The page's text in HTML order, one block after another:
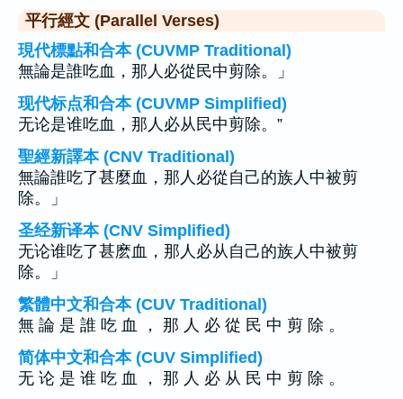
平行經文 (Parallel Verses)
現代標點和合本 (CUVMP Traditional)
無論是誰吃血，那人必從民中剪除。」
现代标点和合本 (CUVMP Simplified)
无论是谁吃血，那人必从民中剪除。”
聖經新譯本 (CNV Traditional)
無論誰吃了甚麼血，那人必從自己的族人中被剪
除。」
圣经新译本 (CNV Simplified)
无论谁吃了甚麽血，那人必从自己的族人中被剪
除。」
繁體中文和合本 (CUV Traditional)
無 論 是 誰 吃 血 ， 那 人 必 從 民 中 剪 除 。
简体中文和合本 (CUV Simplified)
无 论 是 谁 吃 血 ， 那 人 必 从 民 中 剪 除 。